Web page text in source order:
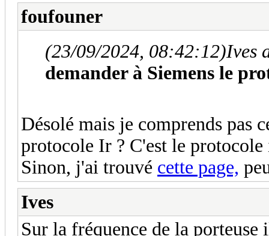
foufouner
(23/09/2024, 08:42:12)Ives
demander à Siemens le
Désolé mais je comprends pas
protocole Ir ? C'est le
Sinon, j'ai trouvé cette page,
Ives
Sur la fréquence de la